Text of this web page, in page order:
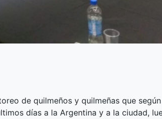
de quilmeños y quilmeñas que
días a la Argentina y a la ciudad,